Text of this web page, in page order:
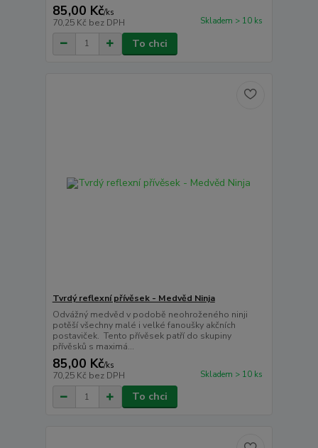
85,00 Kč/ks
70,25 Kč bez DPH Skladem > 10 ks
To chci
Tvrdý reflexní přívěsek - Medvěd Ninja
Odvážný medvěd v podobě neohroženého ninji
potěší všechny malé i velké fanoušky akčních
postaviček. Tento přívěsek patří do skupiny
přívěsků s maximá...
85,00 Kč/ks
70,25 Kč bez DPH Skladem > 10 ks
To chci